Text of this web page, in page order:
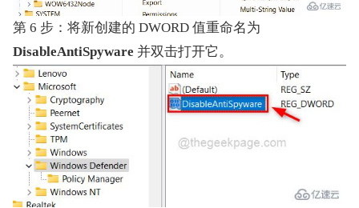
第 6 步：将新创建的 DWORD 值重命名为
DisableAntiSpyware 并双击打开它。